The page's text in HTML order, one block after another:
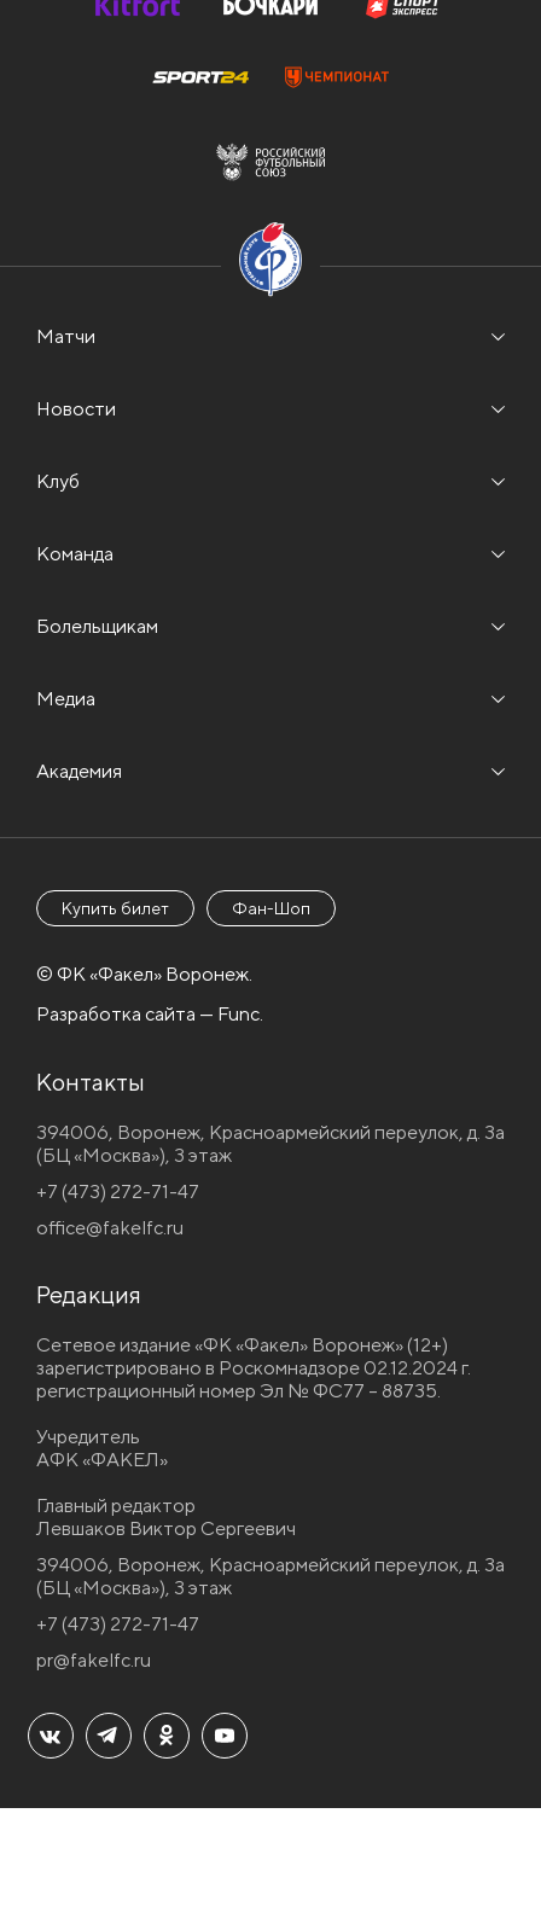
Матчи
Новости
Клуб
Команда
Болельщикам
Медиа
Академия
Купить билет Фан-Шоп
© ФК «Факел» Воронеж.
Разработка сайта — Func.
Контакты
394006, Воронеж, Красноармейский переулок, д. 3а
(БЦ «Москва»), 3 этаж
+7 (473) 272-71-47
office@fakelfc.ru
Редакция
Сетевое издание «ФК «Факел» Воронеж» (12+)
зарегистрировано в Роскомнадзоре 02.12.2024 г.
регистрационный номер Эл № ФС77 – 88735.
Учредитель
АФК «ФАКЕЛ»
Главный редактор
Левшаков Виктор Сергеевич
394006, Воронеж, Красноармейский переулок, д. 3а
(БЦ «Москва»), 3 этаж
+7 (473) 272-71-47
pr@fakelfc.ru